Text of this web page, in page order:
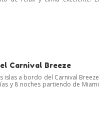
Carnival Breeze
islas a bordo del Carnival Breeze
y 8 noches partiendo de Miami